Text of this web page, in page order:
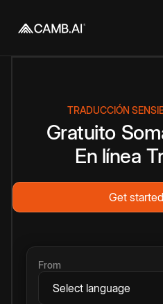
TRADUCCIÓN
Gratuito
En línea
Get
From